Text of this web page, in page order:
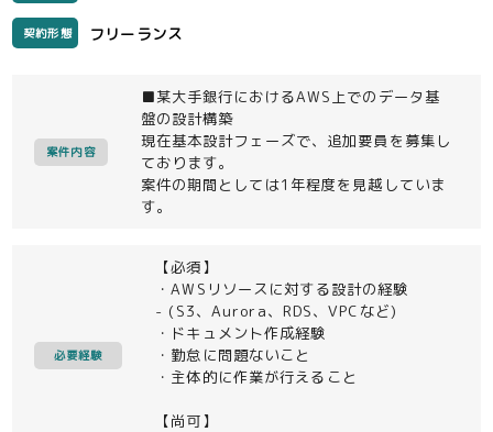
契約形態 フリーランス
案件内容
■某大手銀行におけるAWS上でのデータ基
盤の設計構築
現在基本設計フェーズで、追加要員を募集し
ております。
案件の期間としては1年程度を見越していま
す。
必要経験
【必須】
・AWSリソースに対する設計の経験
- (S3、Aurora、RDS、VPCなど)
・ドキュメント作成経験
・勤怠に問題ないこと
・主体的に作業が行えること
【尚可】